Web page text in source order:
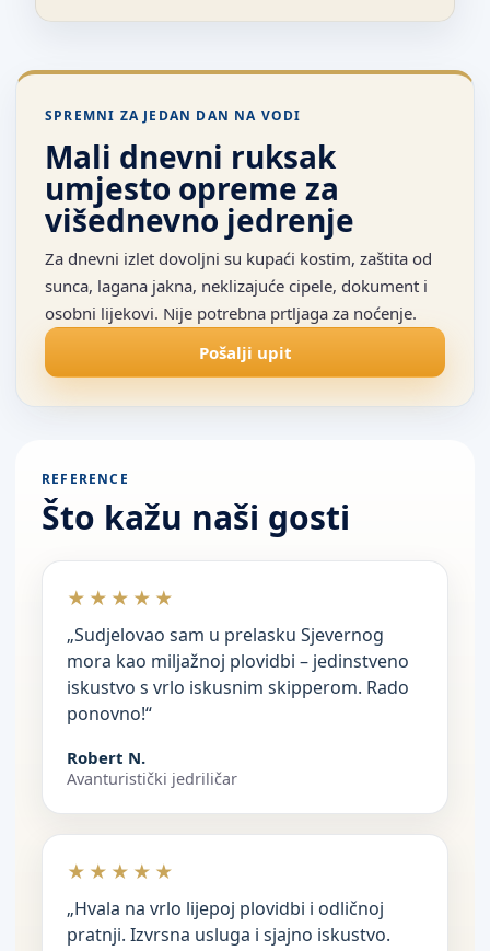
SPREMNI ZA JEDAN DAN NA VODI
Mali dnevni ruksak
umjesto opreme za
višednevno jedrenje
Za dnevni izlet dovoljni su kupaći kostim, zaštita od
sunca, lagana jakna, neklizajuće cipele, dokument i
osobni lijekovi. Nije potrebna prtljaga za noćenje.
Pošalji upit
REFERENCE
Što kažu naši gosti
★★★★★
„Sudjelovao sam u prelasku Sjevernog
mora kao miljažnoj plovidbi – jedinstveno
iskustvo s vrlo iskusnim skipperom. Rado
ponovno!“
Robert N.
Avanturistički jedriličar
★★★★★
„Hvala na vrlo lijepoj plovidbi i odličnoj
pratnji. Izvrsna usluga i sjajno iskustvo.